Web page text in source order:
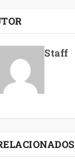
Staff